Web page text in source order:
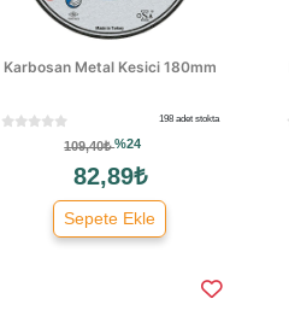
Karbosan Metal Kesici 180mm
198 adet stokta
109,40₺%24
82,89₺
Sepete Ekle